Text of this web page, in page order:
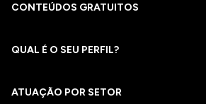
CONTEÚDOS GRATUITOS
QUAL É O SEU PERFIL?
ATUAÇÃO POR SETOR